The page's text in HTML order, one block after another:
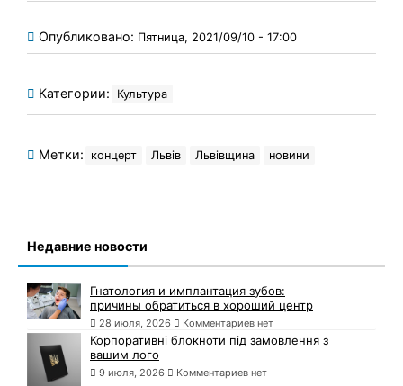
Опубликовано: Пятница, 2021/09/10 - 17:00
Категории: Культура
Метки: концерт Львів Львівщина новини
Недавние новости
Гнатология и имплантация зубов:
причины обратиться в хороший центр
28 июля, 2026 Комментариев нет
Корпоративні блокноти під замовлення з
вашим лого
9 июля, 2026 Комментариев нет